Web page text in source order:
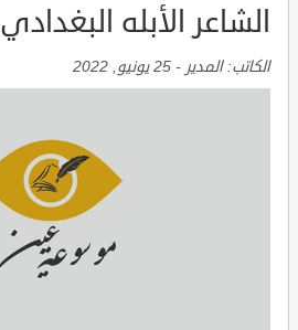
الشاعر الأبله البغدادي
الكاتب:المدير - 25 يونيو, 2022